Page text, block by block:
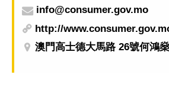
info@consumer.gov.mo
http://
澳門高士德大馬路 26號何鴻